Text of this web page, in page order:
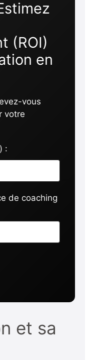
(ROI)
en
vous
votre
:
de coaching
et sa